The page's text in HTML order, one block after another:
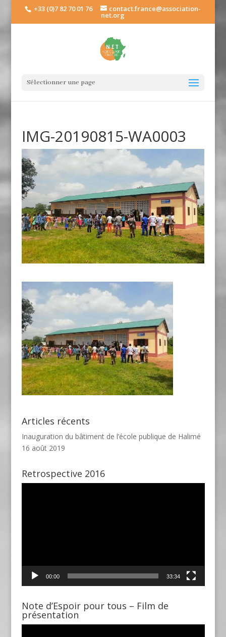
+33 (0)7 82 70 01 76 contact.france@association-
net.org
Sélectionner une page
IMG-20190815-WA0003
Articles récents
Inauguration du bâtiment de l’école publique de Halimé
16 août 2019
Retrospective 2016
00:00 33:34
Note d’Espoir pour tous – Film de
présentation